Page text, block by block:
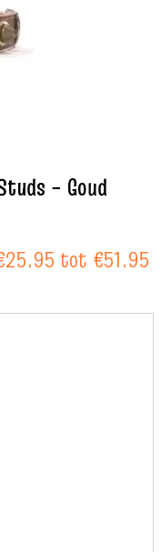
– Goud
tot €51.95